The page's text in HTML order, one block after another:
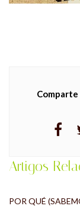
Artigos
POR QUÉ